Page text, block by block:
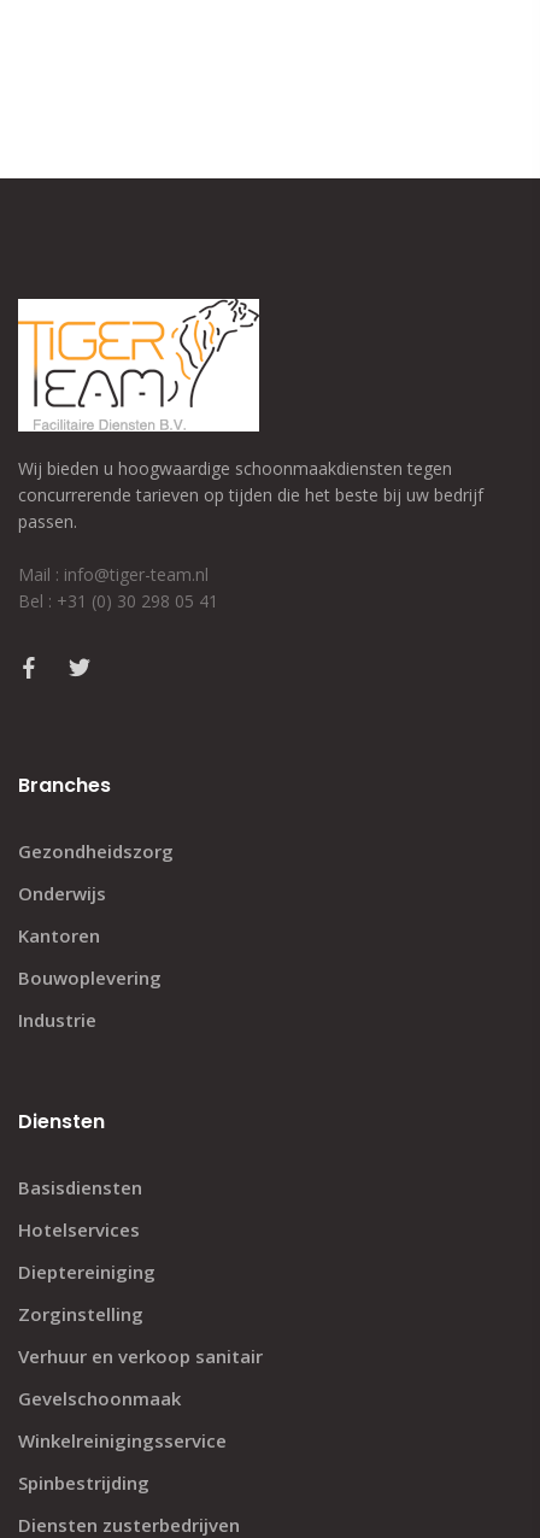
Wij bieden u hoogwaardige schoonmaakdiensten tegen
concurrerende tarieven op tijden die het beste bij uw bedrijf
passen.
Mail : info@tiger-team.nl
Bel : +31 (0) 30 298 05 41
Branches
Gezondheidszorg
Onderwijs
Kantoren
Bouwoplevering
Industrie
Diensten
Basisdiensten
Hotelservices
Dieptereiniging
Zorginstelling
Verhuur en verkoop sanitair
Gevelschoonmaak
Winkelreinigingsservice
Spinbestrijding
Diensten zusterbedrijven